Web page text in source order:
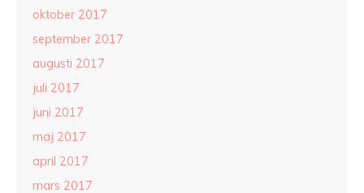
oktober 2017
september 2017
augusti 2017
juli 2017
juni 2017
maj 2017
april 2017
mars 2017